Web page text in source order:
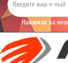
Нажимая на